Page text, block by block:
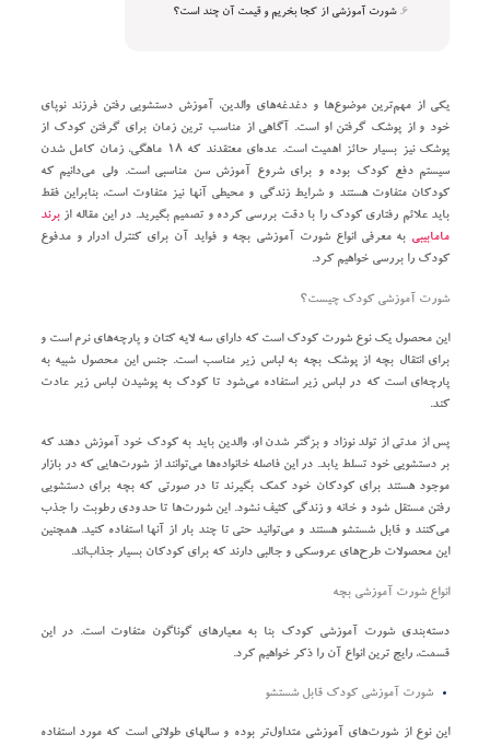
شورت آموزشی از کجا بخریم و قیمت آن چند است؟
یکی از مهم‌ترین موضوع‌ها و دغدغه‌‌های والدین، آموزش دستشویی رفتن فرزند نوپای
خود و از پوشک گرفتن او است. آگاهی از مناسب ترین زمان برای گرفتن کودک از
پوشک نیز بسیار حائز اهمیت است. عده‌ای معتقدند که ۱۸ ماهگی، زمان کامل شدن
سیستم دفع کودک بوده و برای شروع آموزش سن مناسبی است. ولی می‌دانیم که
کودکان متفاوت هستند و شرایط زندگی و محیطی آنها نیز متفاوت است، بنابراین فقط
باید علائم رفتاری کودک را با دقت بررسی کرده و تصمیم بگیرید. در این مقاله ازبرند
مامابیبی به معرفی انواع شورت آموزشی بچه و فواید آن برای کنترل ادرار و مدفوع
کودک را بررسی خواهیم کرد.
شورت آموزشی کودک چیست؟
این محصول یک نوع شورت کودک است که دارای سه لایه کتان و پارچه‌های نرم است و
برای انتقال بچه از پوشک بچه به لباس زیر مناسب است. جنس این محصول شبیه به
پارچه‌ای است که در لباس زیر استفاده می‌شود تا کودک به پوشیدن لباس زیر عادت
کند.
پس از مدتی از تولد نوزاد و بزگتر شدن او، والدین باید به کودک خود آموزش دهند که
بر دستشویی خود تسلط یابد. در این فاصله خانواده‌ها می‌توانند از شورت‌هایی که در بازار
موجود هستند برای کودکان خود کمک بگیرند تا در صورتی که بچه برای دستشویی
رفتن مستقل شود و خانه و زندگی کثیف نشود. این شورت‌ها تا حدودی رطوبت را جذب
می‌کنند و قابل شستشو هستند و می‌توانید حتی تا چند بار از آنها استفاده کنید. همچنین
این محصولات طرح‌های عروسکی و جالبی دارند که برای کودکان بسیار جذاب‌اند.
انواع شورت آموزشی بچه
دسته‌بندی شورت آموزشی کودک بنا به معیارهای گوناگون متفاوت است. در این
قسمت، رایج ترین انواع آن را ذکر خواهیم کرد.
شورت آموزشی کودک قابل شستشو
این نوع از شورت‌های آموزشی متداول‌تر بوده و سالهای طولانی است که مورد استفاده